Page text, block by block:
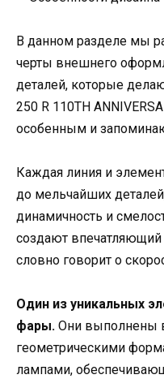
В данном разделе мы
черты внешнего
деталей, которые
250 R 110TH
особенным и
Каждая линия и
до мельчайших
динамичность и
создают
словно говорит о
Один из уникальных
фары. Они выполнены
геометрическими
лампами,